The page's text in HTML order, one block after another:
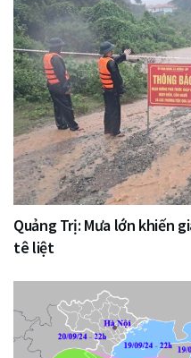
Quảng Trị: Mưa lớn khiến
tê liệt